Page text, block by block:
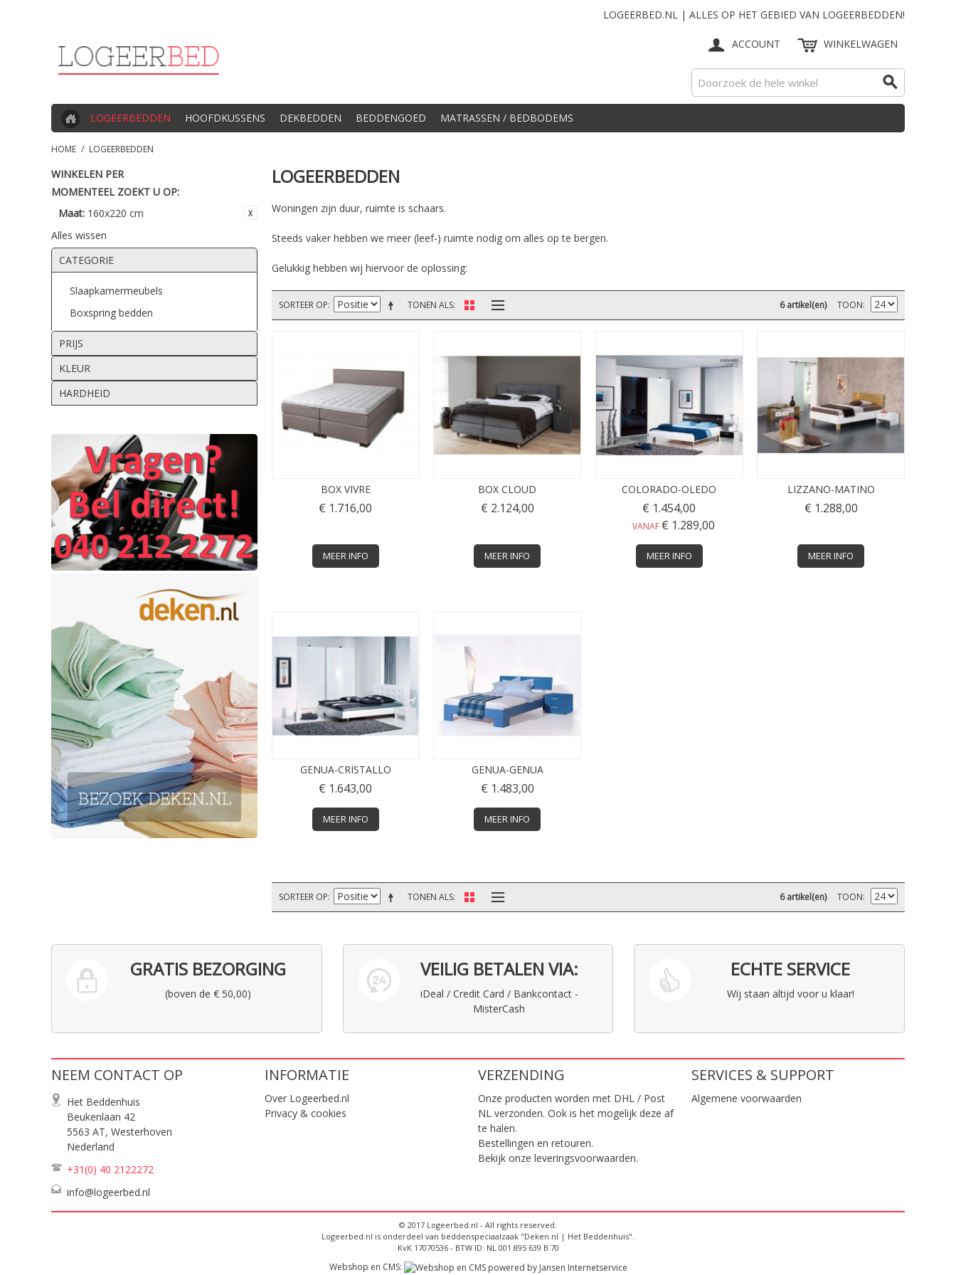
LOGEERBED.NL | ALLES OP HET GEBIED VAN LOGEERBEDDEN!
ACCOUNT WINKELWAGEN
LOGEERBEDDEN HOOFDKUSSENS DEKBEDDEN BEDDENGOED MATRASSEN / BEDBODEMS
HOME / LOGEERBEDDEN
WINKELEN PER
MOMENTEEL ZOEKT U OP:
Maat: 160x220 cm
Alles wissen
CATEGORIE
Slaapkamermeubels
Boxspring bedden
PRIJS
KLEUR
HARDHEID
LOGEERBEDDEN
Woningen zijn duur, ruimte is schaars.
Steeds vaker hebben we meer (leef-) ruimte nodig om alles op te bergen.
Gelukkig hebben wij hiervoor de oplossing:
TONEN ALS
SORTEER OP 6 artikel(en) TOON
BOX VIVRE
€ 1.716,00
MEER INFO
BOX CLOUD
€ 2.124,00
MEER INFO
COLORADO-OLEDO
€ 1.454,00
VANAF € 1.289,00
MEER INFO
LIZZANO-MATINO
€ 1.288,00
MEER INFO
GENUA-CRISTALLO
€ 1.643,00
MEER INFO
GENUA-GENUA
€ 1.483,00
MEER INFO
TONEN ALS
SORTEER OP 6 artikel(en) TOON
GRATIS BEZORGING
(boven de € 50,00)
VEILIG BETALEN VIA:
iDeal / Credit Card / Bankcontact -
MisterCash
ECHTE SERVICE
Wij staan altijd voor u klaar!
NEEM CONTACT OP
Het Beddenhuis
Beukenlaan 42
5563 AT, Westerhoven
Nederland
+31(0) 40 2122272
info@logeerbed.nl
INFORMATIE
Over Logeerbed.nl
Privacy & cookies
VERZENDING
Onze producten worden met DHL / Post
NL verzonden. Ook is het mogelijk deze af
te halen.
Bestellingen en retouren.
Bekijk onze leveringsvoorwaarden.
SERVICES & SUPPORT
Algemene voorwaarden
© 2017 Logeerbed.nl - All rights reserved.
Logeerbed.nl is onderdeel van beddenspeciaalzaak "Deken.nl | Het Beddenhuis".
KvK 17070536 - BTW ID: NL 001 895 639 B 70
Webshop en CMS: